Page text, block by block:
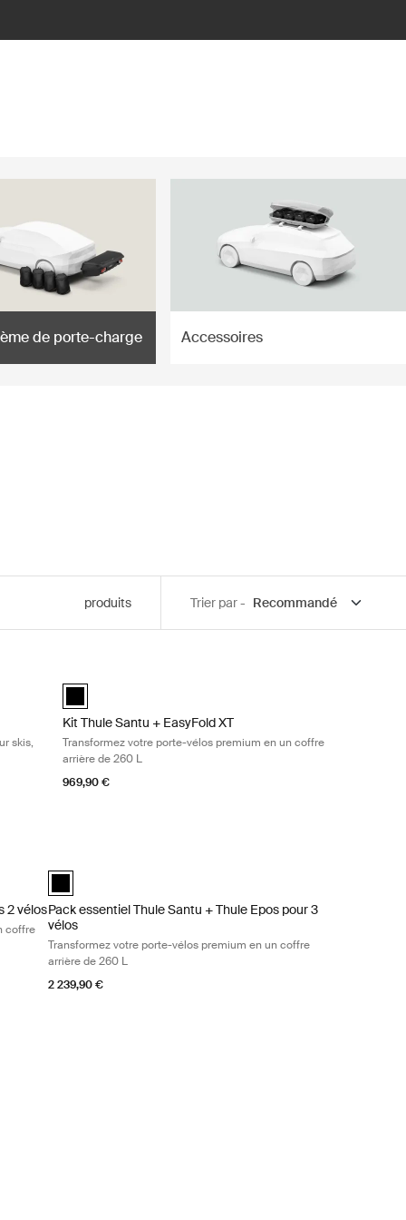
de porte-charge Accessoires
produits Trier par -
glossypour d'autres équipements Black glossy
de 450 L pour skis, snowboards et autres
skis,
Kit Thule Santu + EasyFold XT Noir (selected)
Kit Thule Santu + EasyFold XT
Transformez votre porte-vélos premium en un coffre
arrière de 260 L
969,90 €
vélos Noir (selected)
2 vélos
coffre
Pack essentiel Thule Santu + Thule Epos pour 3 vélos Noir
Pack essentiel Thule Santu + Thule Epos pour 3
vélos
Transformez votre porte-vélos premium en un coffre
arrière de 260 L
2 239,90 €